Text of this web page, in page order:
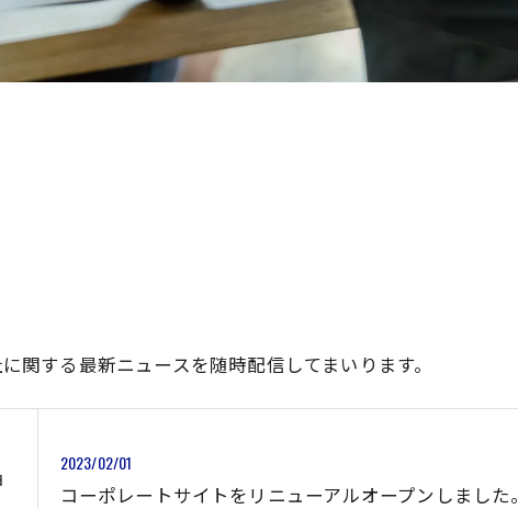
する最新ニュースを随時配信してまいります。
2023/02/01
コーポレートサイトをリニューアルオープンしました。